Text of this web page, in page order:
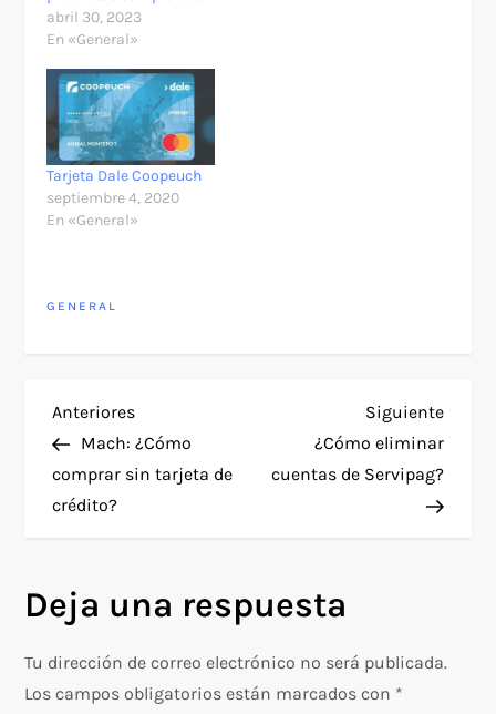
abril 30, 2023
En «General»
Tarjeta Dale Coopeuch
septiembre 4, 2020
En «General»
GENERAL
N
a
v
g
a
Entrada
anterior
Anteriores
Mach: ¿Cómo
comprar sin tarjeta de
crédito?
Siguiente
¿Cómo eliminar
cuentas de Servipag?
Deja una respuesta
Tu dirección de correo electrónico no será publicada.
Los campos obligatorios están marcados con *